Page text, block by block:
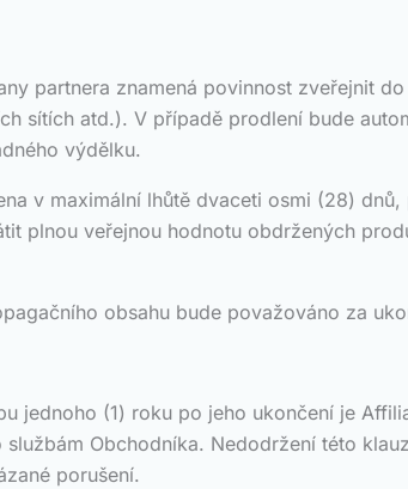
partnera znamená povinnost zveřejnit
sítích atd.). V případě prodlení bude
výdělku.
v maximální lhůtě dvaceti osmi (28)
plnou veřejnou hodnotu obdržených
obsahu bude považováno za
jednoho (1) roku po jeho ukončení je
Obchodníka. Nedodržení této
porušení.